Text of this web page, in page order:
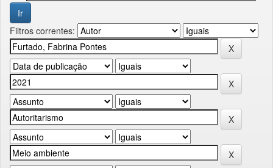
Filtros correntes: